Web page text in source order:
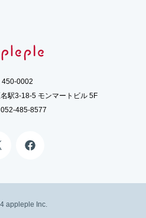
450-0002
駅3-18-5 モンマートビル 5F
052-485-8577
appleple Inc.